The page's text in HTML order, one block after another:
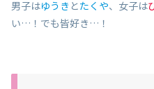
男子はゆうき とたくや、女子は
い…！でも皆好き…！